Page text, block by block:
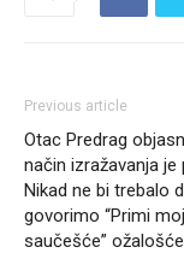
Previous article
Otac Predrag
način izražavanja je
Nikad ne bi trebalo
govorimo “Primi
saučešće”